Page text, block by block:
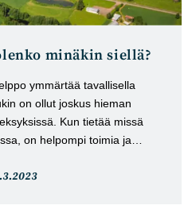
minäkin siellä?
ymmärtää tavallisella
on ollut joskus hieman
Kun tietää missä
on helpompi toimia ja…